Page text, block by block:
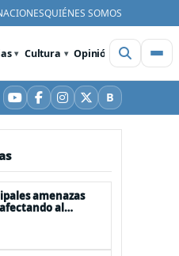
QUIÉNES SOMOS
Cultura Opinión Videos
YouTube
Facebook
Instagram
X BBluesky
amenazas
al
niños en Chile